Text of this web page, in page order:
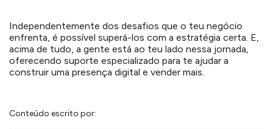
Independentemente dos desafios que o teu negócio
enfrenta, é possível superá-los com a estratégia certa. E,
acima de tudo, a gente está ao teu lado nessa jornada,
oferecendo suporte especializado para te ajudar a
construir uma presença digital e vender mais.
Conteúdo escrito por: